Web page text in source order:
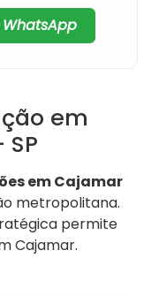
em
em Cajamar
metropolitana.
permite
Cajamar.